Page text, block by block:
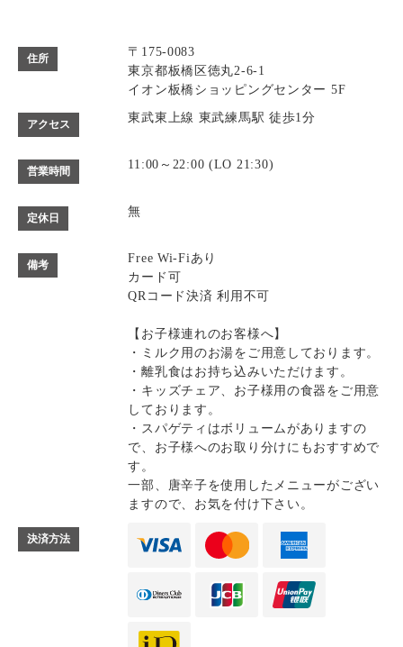
住所
〒175-0083
東京都板橋区徳丸2-6-1
イオン板橋ショッピングセンター 5F
アクセス 東武東上線 東武練馬駅 徒歩1分
営業時間 11:00～22:00 (LO 21:30)
定休日 無
備考
Free Wi-Fiあり
カード可
QRコード決済 利用不可
【お子様連れのお客様へ】
・ミルク用のお湯をご用意しております。
・離乳食はお持ち込みいただけます。
・キッズチェア、お子様用の食器をご用意
しております。
・スパゲティはボリュームがありますの
で、お子様へのお取り分けにもおすすめで
す。
一部、唐辛子を使用したメニューがござい
ますので、お気を付け下さい。
決済方法